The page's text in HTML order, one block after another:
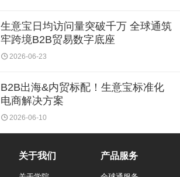
生意宝日均访问量突破千万 全球通筑
牢跨境B2B贸易数字底座
2026-06-23
B2B出海&内贸标配！生意宝标准化
电商解决方案
2026-06-10
关于我们 产品服务